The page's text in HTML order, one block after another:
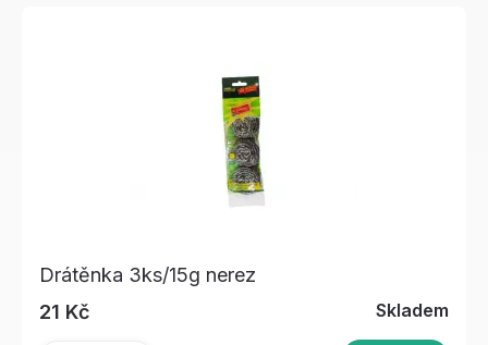
Drátěnka 3ks/15g nerez
21 Kč
Skladem